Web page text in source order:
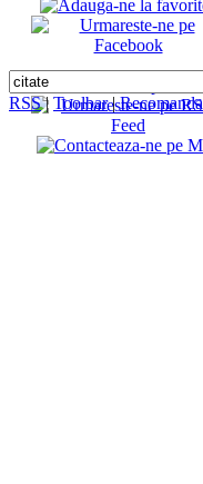
RSS| Toolbar|Recomanda